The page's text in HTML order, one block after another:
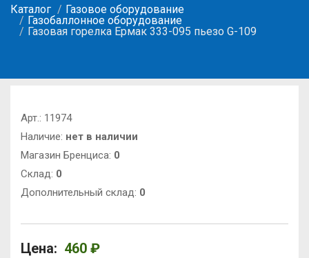
Каталог
Газовое оборудование
Газобаллонное оборудование
Газовая горелка Ермак 333-095 пьезо G-109
Арт.: 11974
Наличие: нет в наличии
Магазин Бренциса: 0
Cклад: 0
Дополнительный склад: 0
Цена: 460 ₽